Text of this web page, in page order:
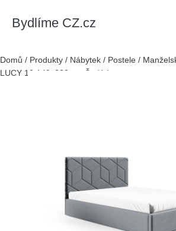
Bydlíme CZ.cz
Domů / Produkty / Nábytek / Postele /
LUCY 10 140x200 cm Šedá I